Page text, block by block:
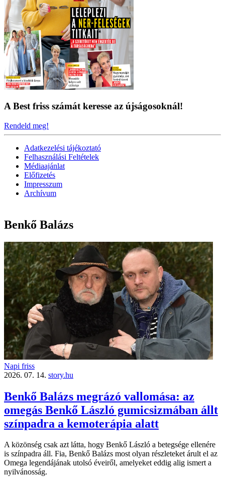
A Best friss számát keresse az újságosoknál!
Rendeld meg!
Adatkezelési tájékoztató
Felhasználási Feltételek
Médiaajánlat
Előfizetés
Impresszum
Archívum
Benkő Balázs
Napi friss
2026. 07. 14. story.hu
Benkő Balázs megrázó vallomása: az
omegás Benkő László gumicsizmában állt
színpadra a kemoterápia alatt
A közönség csak azt látta, hogy Benkő László a betegsége ellenére
is színpadra áll. Fia, Benkő Balázs most olyan részleteket árult el az
Omega legendájának utolsó éveiről, amelyeket eddig alig ismert a
nyilvánosság.